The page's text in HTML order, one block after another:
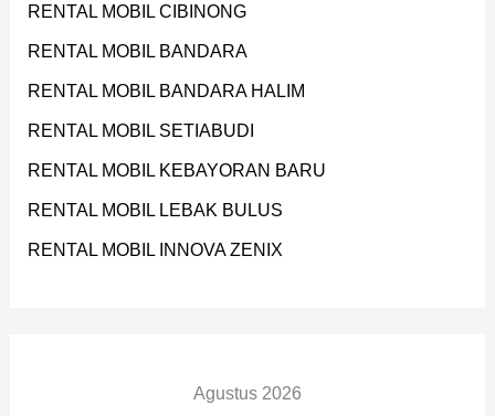
RENTAL MOBIL CIBINONG
RENTAL MOBIL BANDARA
RENTAL MOBIL BANDARA HALIM
RENTAL MOBIL SETIABUDI
RENTAL MOBIL KEBAYORAN BARU
RENTAL MOBIL LEBAK BULUS
RENTAL MOBIL INNOVA ZENIX
Agustus 2026